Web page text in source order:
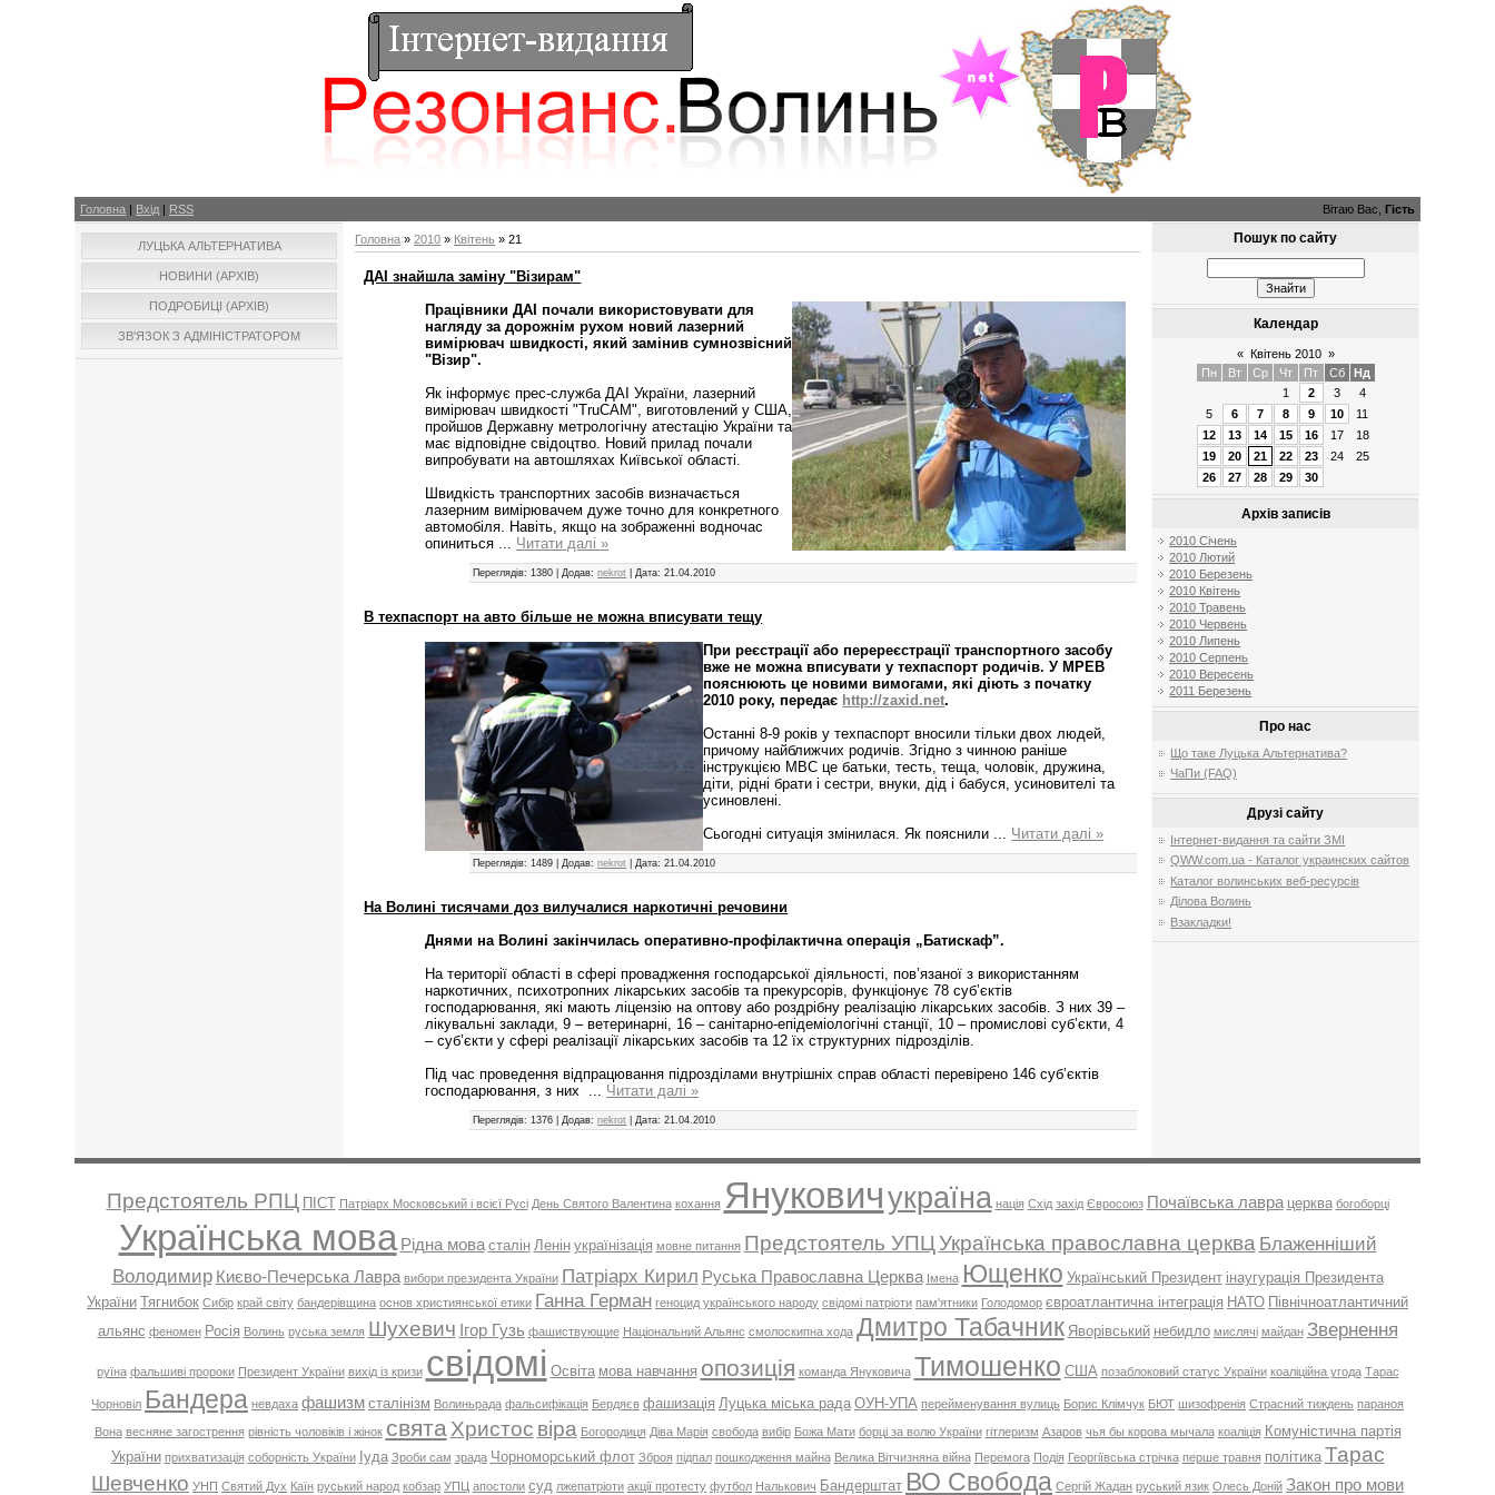
Головна | Вхід | RSS Вітаю Вас, Гість
ЛУЦЬКА АЛЬТЕРНАТИВА
НОВИНИ (АРХІВ)
ПОДРОБИЦІ (АРХІВ)
ЗВ'ЯЗОК З АДМІНІСТРАТОРОМ
Головна »2010 » Квітень » 21
ДАІ знайшла заміну "Візирам"
Працівники ДАІ почали використовувати для
нагляду за дорожнім рухом новий лазерний
вимірювач швидкості, який замінив сумнозвісний
"Візир".
Як інформує прес-служба ДАІ України, лазерний
вимірювач швидкості "TruCAM", виготовлений у США,
пройшов Державну метрологічну атестацію України та
має відповідне свідоцтво. Новий прилад почали
випробувати на автошляхах Київської області.
Швидкість транспортних засобів визначається
лазерним вимірювачем дуже точно для конкретного
автомобіля. Навіть, якщо на зображенні водночас
опиниться
Читати далі »
Переглядів: 1380 Додав: nekrot Дата: 21.04.2010
В техпаспорт на авто більше не можна вписувати тещу
При реєстрації або перереєстрації транспортного засобу
вже не можна вписувати у техпаспорт родичів. У МРЕВ
пояснюють це новими вимогами, які діють з початку
2010 року, передає http://zaxid.net.
Останні 8-9 років у техпаспорт вносили тільки двох людей,
причому найближчих родичів. Згідно з чинною раніше
інструкцією МВС це батьки, тесть, теща, чоловік, дружина,
діти, рідні брати і сестри, внуки, дід і бабуся, усиновителі та
усиновлені.
Сьогодні ситуація змінилася. Як пояснили
Читати далі »
Переглядів: 1489 Додав: nekrot Дата: 21.04.2010
На Волині тисячами доз вилучалися наркотичні речовини
Днями на Волині закінчилась оперативно-профілактична операція „Батискаф”.
На території області в сфері провадження господарської діяльності, пов’язаної з використанням
наркотичних, психотропних лікарських засобів та прекурсорів, функціонує 78 суб’єктів
господарювання, які мають ліцензію на оптову або роздрібну реалізацію лікарських засобів. З них 39 –
лікувальні заклади, 9 – ветеринарні, 16 – санітарно-епідеміологічні станції, 10 – промислові суб’єкти, 4
– суб’єкти у сфері реалізації лікарських засобів та 12 їх структурних підрозділів.
Під час проведення відпрацювання підрозділами внутрішніх справ області перевірено 146 суб’єктів
господарювання, з них
Читати далі »
Переглядів: 1376 Додав: nekrot Дата: 21.04.2010
Пошук по сайту
Календар
« Квітень 2010 »
Пн
Вт Ср Чт Пт Сб
Нд
1
2 3
4
5
6 7 8 9 10
11
12
13 14 15 16 17
18
19
20 21 22 23 24
25
26
27 28 29 30
Архів записів
2010 Січень
2010 Лютий
2010 Березень
2010 Квітень
2010 Травень
2010 Червень
2010 Липень
2010 Серпень
2010 Вересень
2011 Березень
Про нас
Що таке Луцька Альтернатива?
ЧаПи (FAQ)
Друзі сайту
Інтернет-видання та сайти ЗМІ
QWW.com.ua - Каталог украинских сайтов
Каталог волинських веб-ресурсів
Ділова Волинь
Взакладки!
Предстоятель РПЦ ПІСТ Патріарх Московський і всієї Русі День Святого Валентина кохання Януковичукраїна нація Схід захід Євросоюз Почаївська лавра церква богоборці
Українська мова Рідна мова сталін Ленін українізація мовне питання Предстоятель УПЦ Українська православна церква Блаженніший
Володимир Києво-Печерська Лавра вибори президента України Патріарх Кирил Руська Православна Церква Імена Ющенко Український Президент інаугурація Президента
України Тягнибок Сибір край світу бандерівщина основ християнської етики Ганна Герман геноцид українського народу свідомі патріоти пам'ятники Голодомор євроатлантична інтеграція НАТО Північноатлантичний
альянс феномен Росія Волинь руська земля Шухевич Ігор Гузь фашиствующие Національний Альянс смолоскипна хода Дмитро Табачник Яворівський небидло мислячі майдан Звернення
руїна фальшиві пророки Президент України вихід із кризи свідомі Освіта мова навчання опозиція команда Януковича Тимошенко США позаблоковий статус України коаліційна угода Тарас
Чорновіл Бандера невдаха фашизм сталінізм Волиньрада фальсифікація Бердяєв фашизація Луцька міська рада ОУН-УПА перейменування вулиць Борис Клімчук БЮТ шизофренія Страсний тиждень параноя
Вона весняне загострення рівність чоловіків і жінок свята Христос віра Богородиця Діва Марія свобода вибір Божа Мати борці за волю України гітлеризм Азаров чья бы корова мычала коаліція Комуністична партія
України прихватизація соборність України Іуда Зроби сам зрада Чорноморський флот Зброя підпал пошкодження майна Велика Вітчизняна війна Перемога Подія Георгіївська стрічка перше травня політика Тарас
Шевченко УНП Святий Дух Каїн руський народ кобзар УПЦ апостоли суд лжепатріоти акції протесту футбол Налькович Бандерштат ВО Свобода Сергій Жадан руський язик Олесь Доній Закон про мови